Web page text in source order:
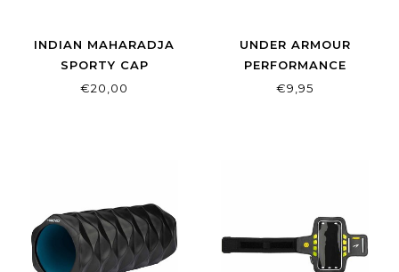
INDIAN MAHARADJA
SPORTY CAP
€20,00
UNDER ARMOUR
PERFORMANCE
HEADBAND BLACK
€9,95